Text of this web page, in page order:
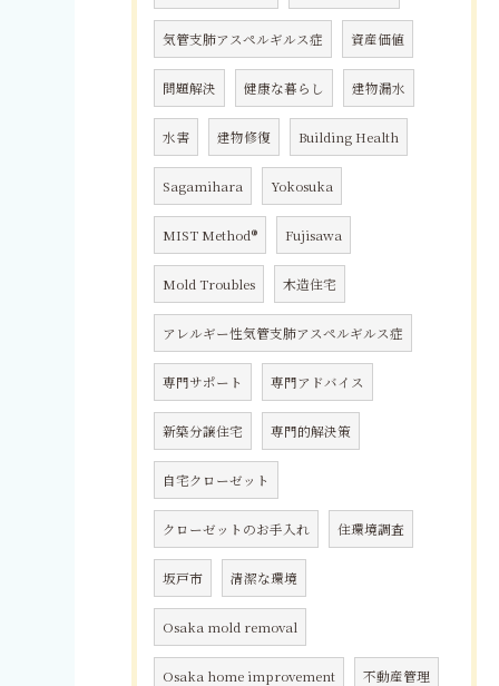
気管支肺アスペルギルス症 資産価値
問題解決 健康な暮らし 建物漏水
水害 建物修復 Building Health
Sagamihara Yokosuka
MIST Method® Fujisawa
Mold Troubles 木造住宅
アレルギー性気管支肺アスペルギルス症
専門サポート 専門アドバイス
新築分譲住宅 専門的解決策
自宅クローゼット
クローゼットのお手入れ 住環境調査
坂戸市 清潔な環境
Osaka mold removal
Osaka home improvement 不動産管理